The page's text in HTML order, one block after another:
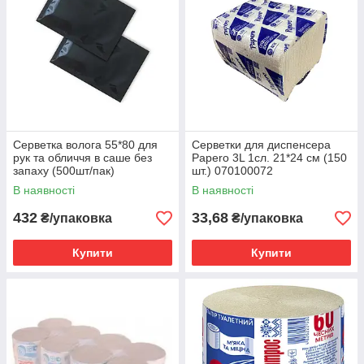
Серветка волога 55*80 для
рук та обличчя в саше без
запаху (500шт/пак)
050001917
В наявності
432 ₴/упаковка
Купити
Серветки для диспенсера
Papero 3L 1сл. 21*24 см (150
шт.) 070100072
В наявності
33,68 ₴/упаковка
Купити